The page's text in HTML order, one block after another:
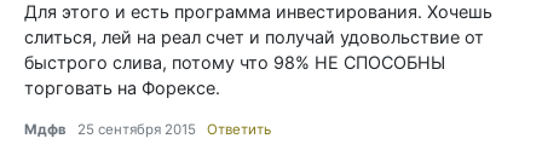
Для этого и есть программа инвестирования. Хочешь
слиться, лей на реал счет и получай удовольствие от
быстрого слива, потому что 98% НЕ СПОСОБНЫ
торговать на Форексе.
Мдфв 25 сентября 2015 Ответить